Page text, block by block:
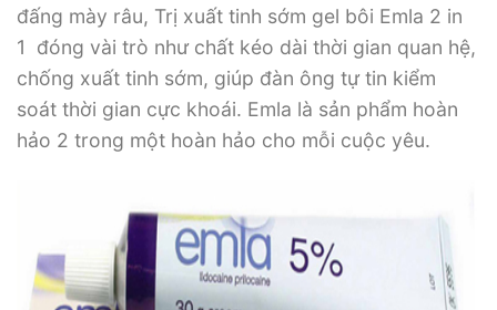
đấng mày râu, Trị xuất tinh sớm gel bôi Emla 2 in
1 đóng vài trò như chất kéo dài thời gian quan hệ,
chống xuất tinh sớm, giúp đàn ông tự tin kiểm
soát thời gian cực khoái. Emla là sản phẩm hoàn
hảo 2 trong một hoàn hảo cho mỗi cuộc yêu.